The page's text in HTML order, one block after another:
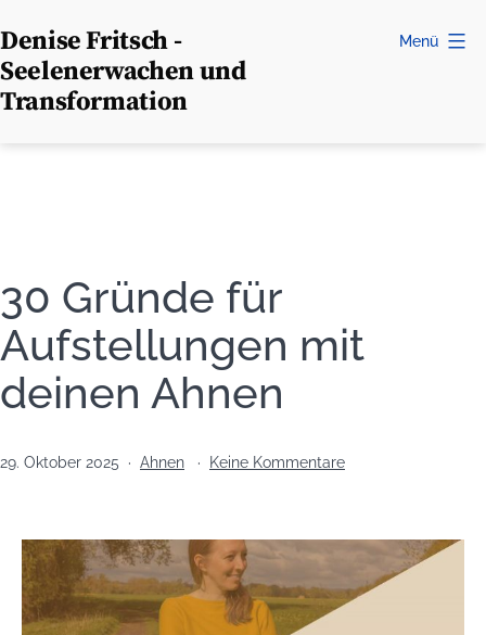
Inhalt
springen
Denise Fritsch -
Seelenerwachen und
Transformation
Menü
30 Gründe für
Aufstellungen mit
deinen Ahnen
Veröffentlicht
29. Oktober 2025
Kategorisiert
Ahnen Keine Kommentarezu
für
Aufstellungen
mit
deinen